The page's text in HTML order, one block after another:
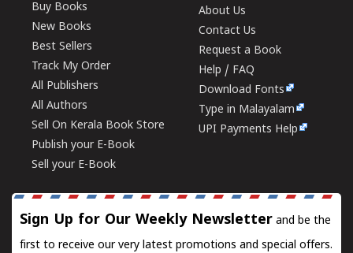
Buy Books
New Books
Best Sellers
Track My Order
All Publishers
All Authors
Sell On Kerala Book Store
Publish your E-Book
Sell your E-Book
About Us
Contact Us
Request a Book
Help / FAQ
Download Fonts
Type in Malayalam
UPI Payments Help
Sign Up for Our Weekly Newsletter and be the
first to receive our very latest promotions and special offers.